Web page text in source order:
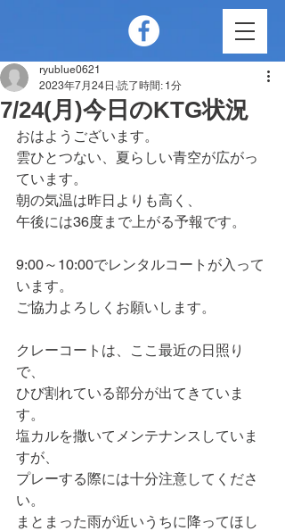
7/24(月)今日のKTG状況
ryublue0621
2023年7月24日 読了時間: 1分
おはようございます。
雲ひとつない、夏らしい青空が広がっ
ています。
朝の気温は昨日よりも高く、
午後には36度まで上がる予報です。
9:00～10:00でレンタルコートが入って
います。
ご協力よろしくお願いします。
クレーコートは、ここ最近の日照り
で、
ひび割れている部分が出てきていま
す。
塩カルを撒いてメンテナンスしていま
すが、
プレーする際には十分注意してくださ
い。
まとまった雨が近いうちに降ってほし